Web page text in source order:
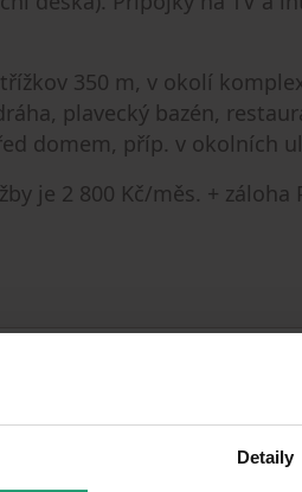
Detaily
350 m, v okolí
plavecký bazén,
domem, příp. v okolních
je 2 800 Kč/měs. + záloha